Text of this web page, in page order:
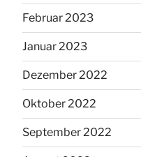
Februar 2023
Januar 2023
Dezember 2022
Oktober 2022
September 2022